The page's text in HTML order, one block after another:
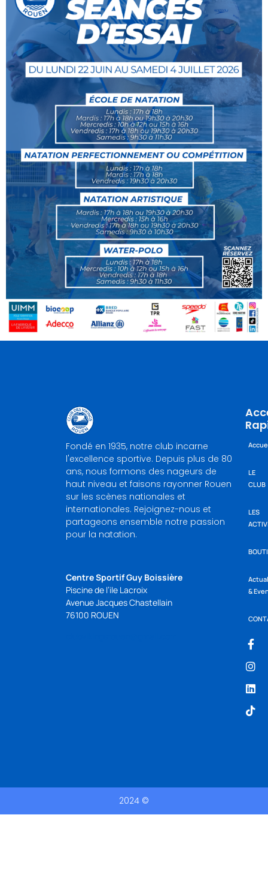
Fondé en 1935, notre club incarne
l'excellence sportive. Depuis plus de 80
ans, nous formons des nageurs de
haut niveau et faisons rayonner Rouen
sur les scènes nationales et
internationales. Rejoignez-nous et
partageons ensemble notre passion
pour la natation.
Centre Sportif Guy Boissière
Piscine de l’ile Lacroix
Avenue Jacques Chastellain
76100 ROUEN
LE
CLUB
LES
&
2024 ©